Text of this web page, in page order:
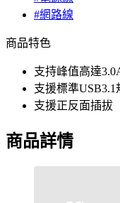
#網路線
商品特色
支持峰值高達
支援標準USB3.1
支援正反面插拔
商品詳情